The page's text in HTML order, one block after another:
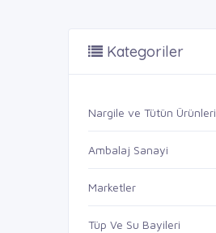
Kategoriler
Nargile ve Tütün Ürünleri
Ambalaj Sanayi
Marketler
Tüp Ve Su Bayileri